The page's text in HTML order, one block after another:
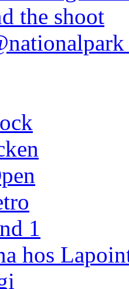
the shoot
1
hos